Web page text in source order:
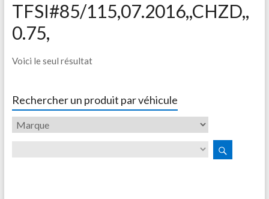
TFSI#85/115,07.2016,,CHZD,,
0.75,
Voici le seul résultat
Rechercher un produit par véhicule